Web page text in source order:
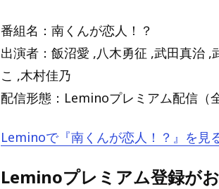
番組名：南くんが恋人！？
出演者：飯沼愛 ,八木勇征 ,武田真治
こ ,木村佳乃
配信形態：Leminoプレミアム配信（
Leminoで『南くんが恋人！？』を見
Leminoプレミアム登録が